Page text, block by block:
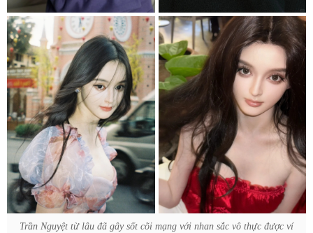
Trần Nguyệt từ lâu đã gây sốt cõi mạng với nhan sắc vô thực được ví